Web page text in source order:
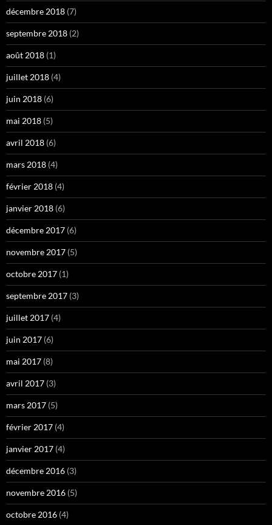
décembre 2018 (7)
septembre 2018 (2)
août 2018 (1)
juillet 2018 (4)
juin 2018 (6)
mai 2018 (5)
avril 2018 (6)
mars 2018 (4)
février 2018 (4)
janvier 2018 (6)
décembre 2017 (6)
novembre 2017 (5)
octobre 2017 (1)
septembre 2017 (3)
juillet 2017 (4)
juin 2017 (6)
mai 2017 (8)
avril 2017 (3)
mars 2017 (5)
février 2017 (4)
janvier 2017 (4)
décembre 2016 (3)
novembre 2016 (5)
octobre 2016 (4)